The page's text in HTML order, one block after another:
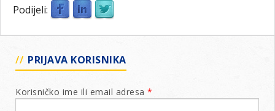
Podijeli:
PRIJAVA KORISNIKA
Korisničko ime ili email adresa *